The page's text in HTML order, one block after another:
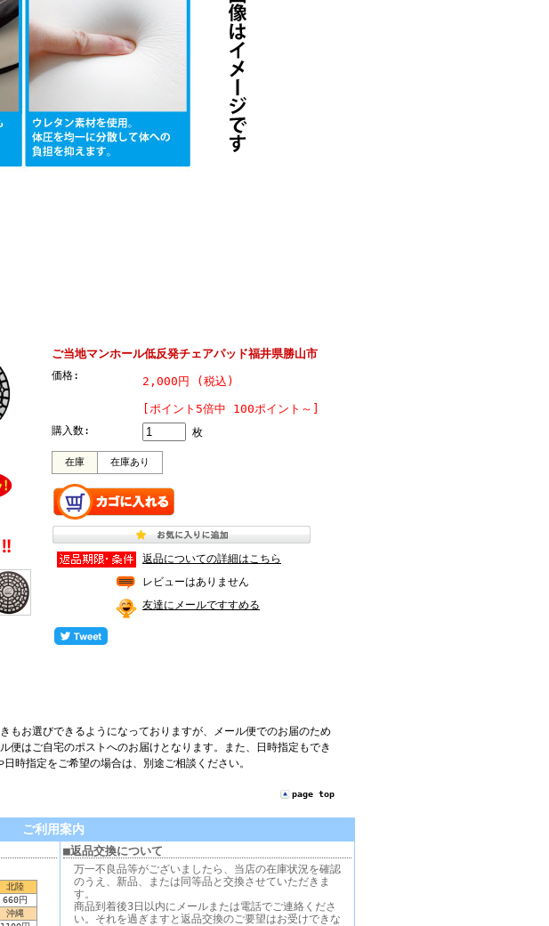
ご当地マンホール低反発チェアパッド福井県勝山市
価格: 2,000円 (税込)
[ポイント5倍中 100ポイント～]
購入数: 枚
在庫 在庫あり
返品についての詳細はこちら
レビューはありません
友達にメールですすめる
もお選びできるようになっておりますが、メール便でのお届のため
便はご自宅のポストへのお届けとなります。また、日時指定もでき
時指定をご希望の場合は、別途ご相談ください。
page top
ご利用案内
北陸
660円
沖縄
■返品交換について
万一不良品等がございましたら、当店の在庫状況を確認
のうえ、新品、または同等品と交換させていただきま
す。
商品到着後3日以内にメールまたは電話でご連絡くださ
い。それを過ぎますと返品交換のご要望はお受けできな